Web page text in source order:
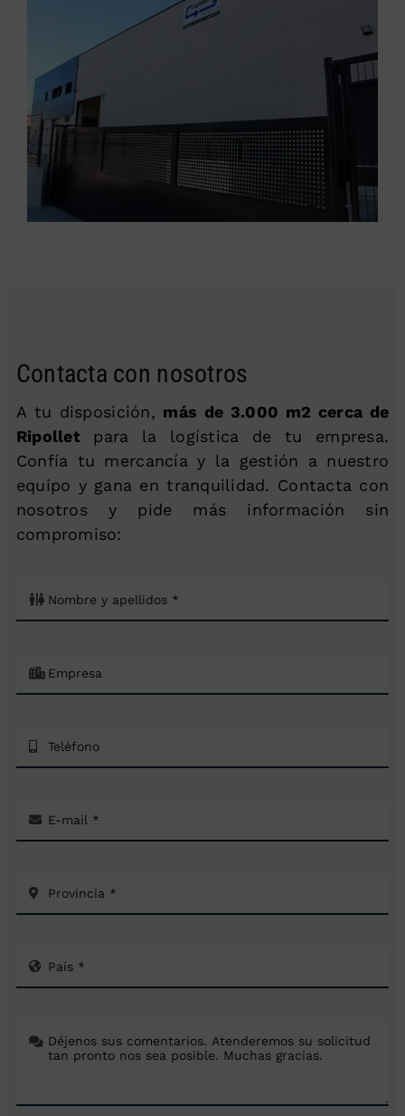
Contacta con nosotros
A tu disposición, más de 3.000 m2 cerca de
Ripolletpara la logística de tu empresa.
Confía tu mercancía y la gestión a nuestro
equipo y gana en tranquilidad. Contacta con
nosotros y pide más información sin
compromiso: